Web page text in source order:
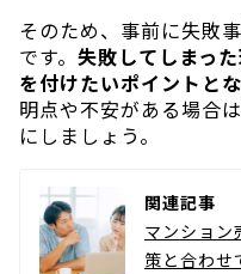
そのため、事前に失敗
です。 失敗してしまっ
を付けたいポイントと
明点や不安がある場合
にしましょう。
関連記事
マンション
策と合わせ